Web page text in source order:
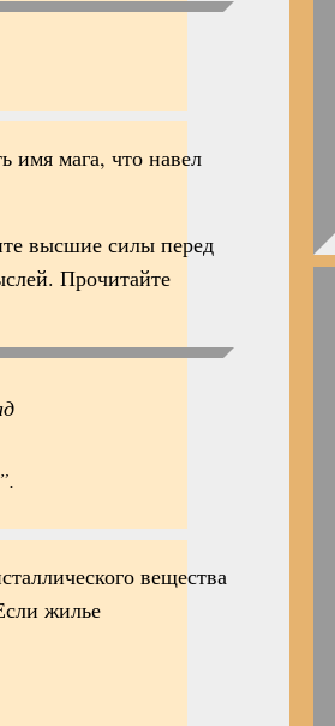
имя мага, что навел
высшие силы перед
Прочитайте
вещества
жилье